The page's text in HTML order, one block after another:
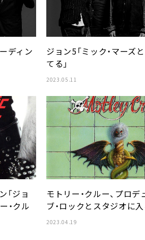
ディン
ジョン5「ミック・マーズ
てる」
2023.05.11
「ジョ
・クル
モトリー・クルー、プロ
ブ・ロックとスタジオに
2023.04.19